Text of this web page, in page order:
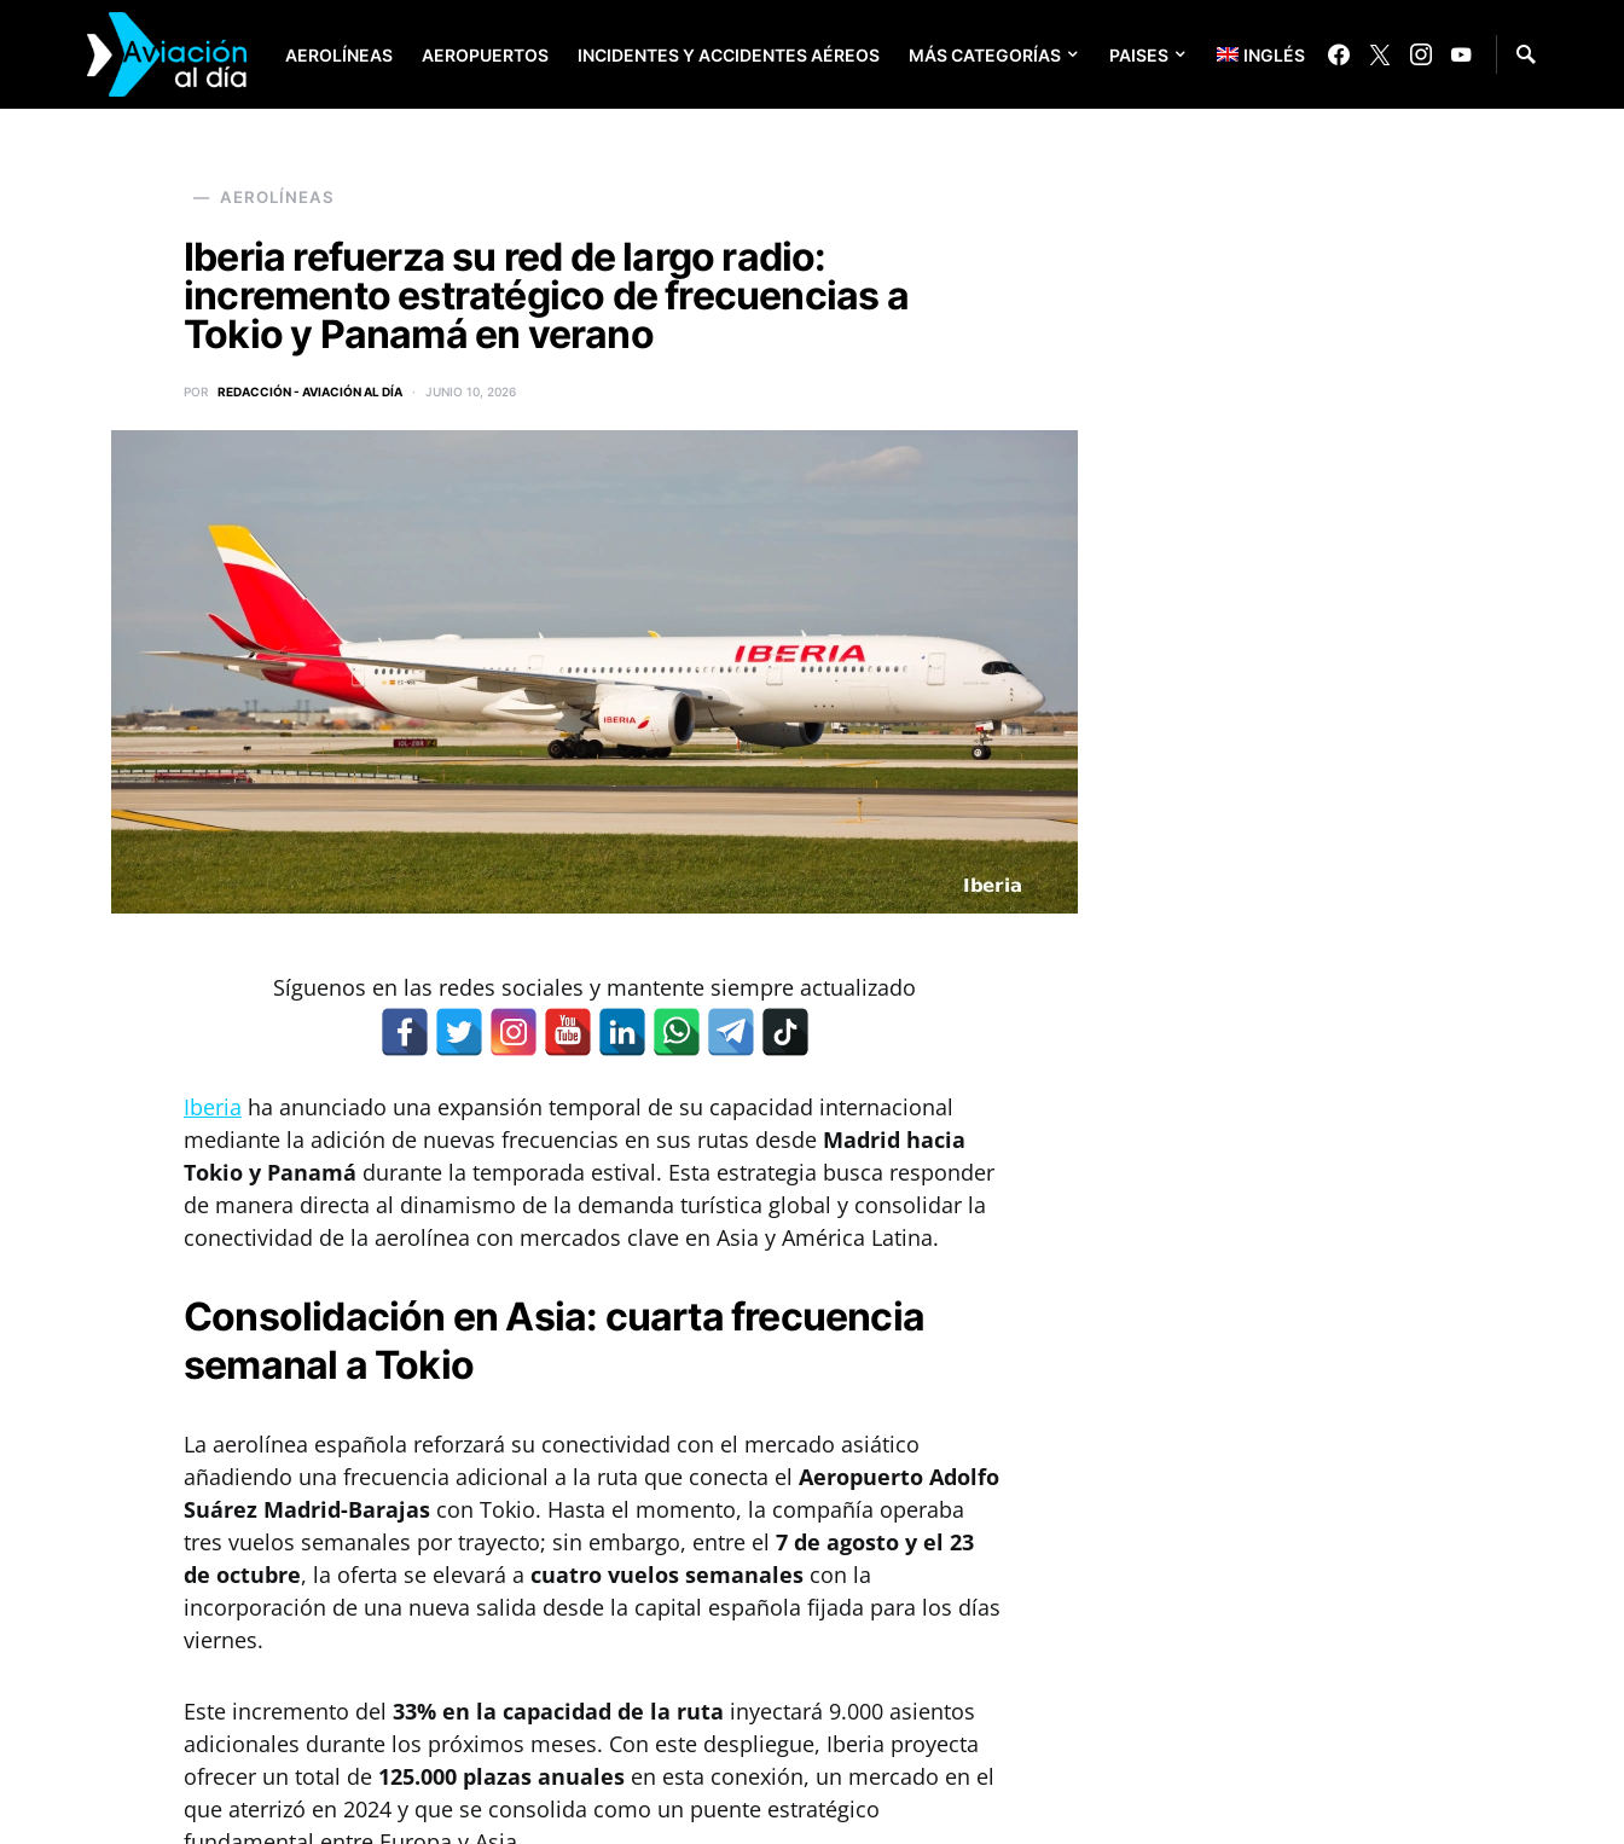
AEROLÍNEAS AEROPUERTOS INCIDENTES Y ACCIDENTES AÉREOS MÁS CATEGORÍAS PAISES INGLÉS
SEARCH FOR:
AEROLÍNEAS
Iberia refuerza su red de largo radio:
incremento estratégico de frecuencias a
Tokio y Panamá en verano
POR REDACCIÓN - AVIACIÓN AL DÍA JUNIO 10, 2026
Síguenos en las redes sociales y mantente siempre actualizado
Iberia ha anunciado una expansión temporal de su capacidad internacional
mediante la adición de nuevas frecuencias en sus rutas desde Madrid hacia
Tokio y Panamá durante la temporada estival. Esta estrategia busca responder
de manera directa al dinamismo de la demanda turística global y consolidar la
conectividad de la aerolínea con mercados clave en Asia y América Latina.
Consolidación en Asia: cuarta frecuencia
semanal a Tokio
La aerolínea española reforzará su conectividad con el mercado asiático
añadiendo una frecuencia adicional a la ruta que conecta el Aeropuerto Adolfo
Suárez Madrid-Barajas con Tokio. Hasta el momento, la compañía operaba
tres vuelos semanales por trayecto; sin embargo, entre el 7 de agosto y el 23
de octubre, la oferta se elevará a cuatro vuelos semanales con la
incorporación de una nueva salida desde la capital española fijada para los días
viernes.
Este incremento del 33% en la capacidad de la ruta inyectará 9.000 asientos
adicionales durante los próximos meses. Con este despliegue, Iberia proyecta
ofrecer un total de 125.000 plazas anuales en esta conexión, un mercado en el
que aterrizó en 2024 y que se consolida como un puente estratégico